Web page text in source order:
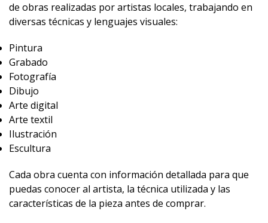
de obras realizadas por artistas locales, trabajando en
diversas técnicas y lenguajes visuales:
Pintura
Grabado
Fotografía
Dibujo
Arte digital
Arte textil
Ilustración
Escultura
Cada obra cuenta con información detallada para que
puedas conocer al artista, la técnica utilizada y las
características de la pieza antes de comprar.